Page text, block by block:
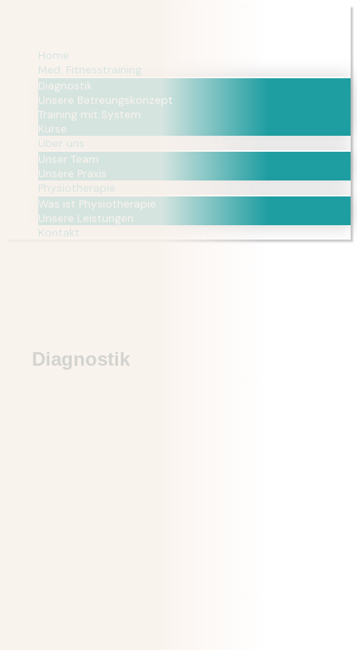
Home
Med. Fitnesstraining
Diagnostik
Unsere Betreungskonzept
Training mit System
Kurse
Über uns
Unser Team
Unsere Praxis
Physiotherapie
Was ist Physiotherapie
Unsere Leistungen
Kontakt
Diagnostik